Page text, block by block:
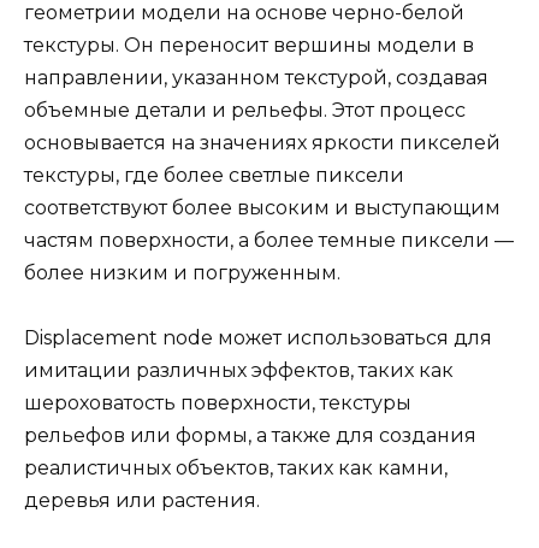
геометрии модели на основе черно-белой
текстуры. Он переносит вершины модели в
направлении, указанном текстурой, создавая
объемные детали и рельефы. Этот процесс
основывается на значениях яркости пикселей
текстуры, где более светлые пиксели
соответствуют более высоким и выступающим
частям поверхности, а более темные пиксели —
более низким и погруженным.
Displacement node может использоваться для
имитации различных эффектов, таких как
шероховатость поверхности, текстуры
рельефов или формы, а также для создания
реалистичных объектов, таких как камни,
деревья или растения.